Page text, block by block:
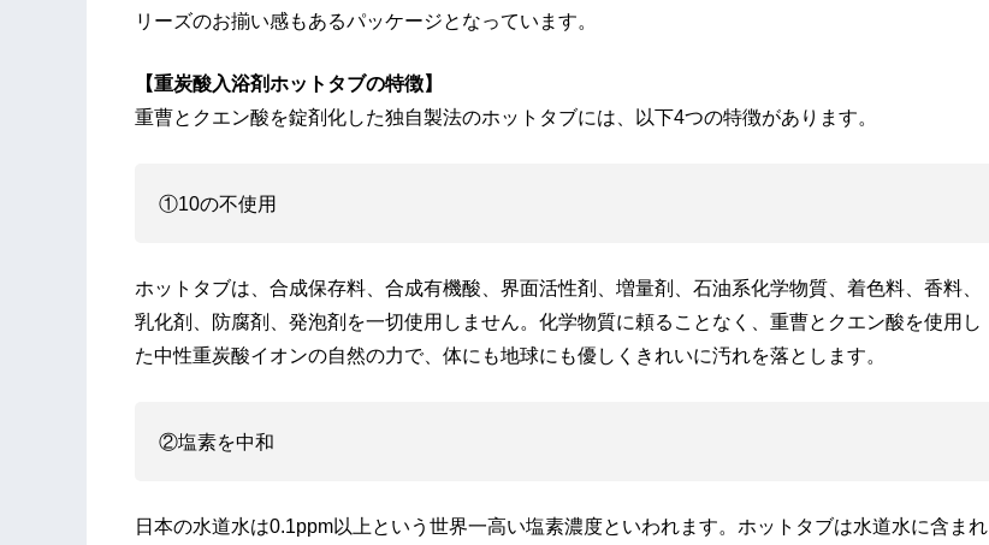
リーズのお揃い感もあるパッケージとなっています。
【重炭酸入浴剤ホットタブの特徴】
重曹とクエン酸を錠剤化した独自製法のホットタブには、以下4つの特徴があります。
①10の不使用
ホットタブは、合成保存料、合成有機酸、界面活性剤、増量剤、石油系化学物質、着色料、香料、
乳化剤、防腐剤、発泡剤を一切使用しません。化学物質に頼ることなく、重曹とクエン酸を使用し
た中性重炭酸イオンの自然の力で、体にも地球にも優しくきれいに汚れを落とします。
②塩素を中和
日本の水道水は0.1ppm以上という世界一高い塩素濃度といわれます。ホットタブは水道水に含まれ